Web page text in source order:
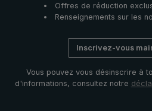
Offres de réduction
Renseignements sur les
Inscrivez-vous
Vous pouvez vous désinscrire à
d'informations, consultez notre